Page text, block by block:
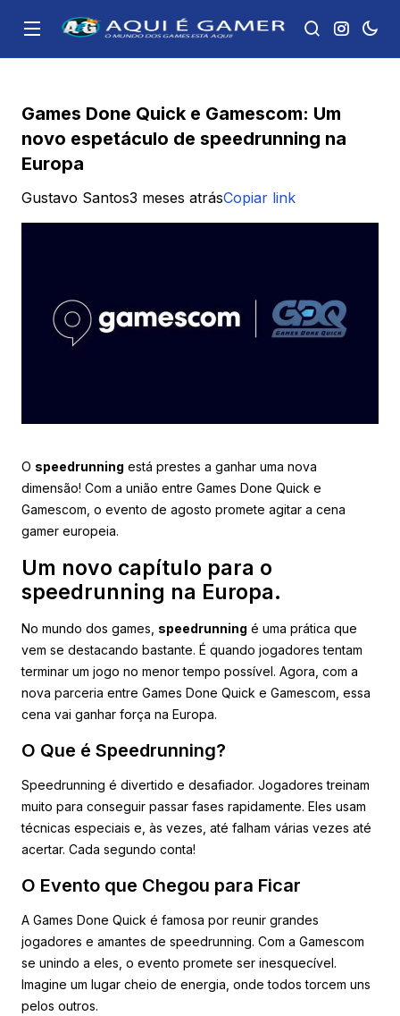
Games Done Quick e Gamescom: Um
novo espetáculo de speedrunning na
Europa
Gustavo Santos3 meses atrásCopiar link
O speedrunning está prestes a ganhar uma nova
dimensão! Com a união entre Games Done Quick e
Gamescom, o evento de agosto promete agitar a cena
gamer europeia.
Um novo capítulo para o
speedrunning na Europa.
No mundo dos games, speedrunning é uma prática que
vem se destacando bastante. É quando jogadores tentam
terminar um jogo no menor tempo possível. Agora, com a
nova parceria entre Games Done Quick e Gamescom, essa
cena vai ganhar força na Europa.
O Que é Speedrunning?
Speedrunning é divertido e desafiador. Jogadores treinam
muito para conseguir passar fases rapidamente. Eles usam
técnicas especiais e, às vezes, até falham várias vezes até
acertar. Cada segundo conta!
O Evento que Chegou para Ficar
A Games Done Quick é famosa por reunir grandes
jogadores e amantes de speedrunning. Com a Gamescom
se unindo a eles, o evento promete ser inesquecível.
Imagine um lugar cheio de energia, onde todos torcem uns
pelos outros.